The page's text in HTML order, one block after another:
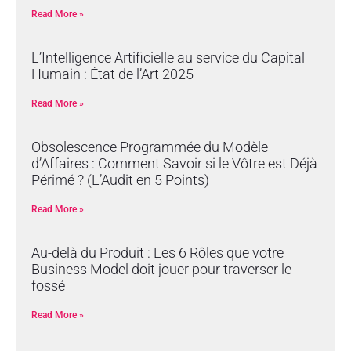
Read More »
L’Intelligence Artificielle au service du Capital
Humain : État de l’Art 2025
Read More »
Obsolescence Programmée du Modèle
d’Affaires : Comment Savoir si le Vôtre est Déjà
Périmé ? (L’Audit en 5 Points)
Read More »
Au-delà du Produit : Les 6 Rôles que votre
Business Model doit jouer pour traverser le
fossé
Read More »